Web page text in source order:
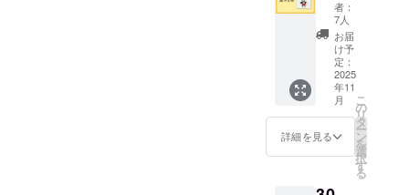
はA・
B・C・
Dいずれ
もリ
ターン
の内容
は同じ
です。
メッ
セージ
をお送
りいた
しま
す。 な
らびに
今後の
活動報
告のレ
お礼の
メッ
セージ
・「門
前のパ
ンダ
ちゃ
ん」を5
冊お送
りしま
す。 ・
のご送
者：
7人
お届
け予
定：
2025
年11
月
詳細を見る
こ
の
リ
タ
ー
ン
を
選
択
す
る